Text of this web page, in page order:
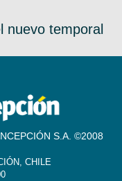
nuevo temporal
S.A. ©2008
CHILE